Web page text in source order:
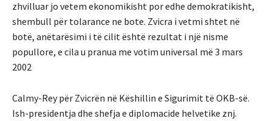
zhvilluar jo vetem ekonomikisht por edhe demokratikisht,
shembull për tolarance ne bote. Zvicra i vetmi shtet në
botë, anëtarësimi i të cilit është rezultat i një nisme
popullore, e cila u pranua me votim universal më 3 mars
2002
Calmy-Rey për Zvicrën në Këshillin e Sigurimit të OKB-së.
Ish-presidentja dhe shefja e diplomacide helvetike znj.